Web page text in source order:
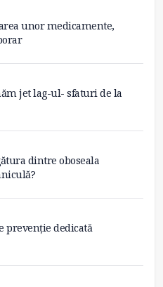
unor medicamente,
jet lag-ul- sfaturi de la
dintre oboseala
prevenție dedicată